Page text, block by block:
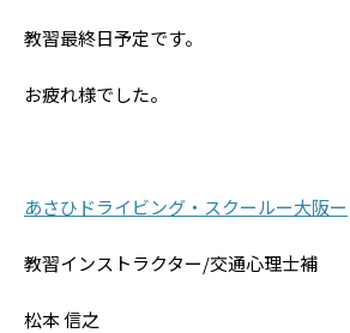
教習最終日予定です。
お疲れ様でした。
あさひドライビング・スクールー大阪ー
教習インストラクター/交通心理士補
松本 信之